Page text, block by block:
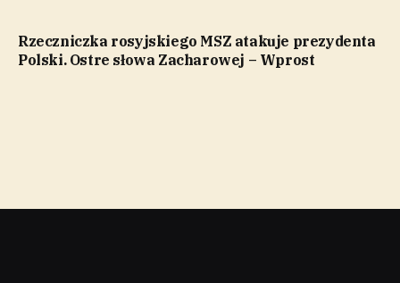
Rzeczniczka rosyjskiego MSZ atakuje prezydenta
Polski. Ostre słowa Zacharowej – Wprost